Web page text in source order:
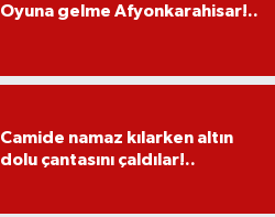
Oyuna gelme Afyonkarahisar!..
Camide namaz kılarken altın
dolu çantasını çaldılar!..